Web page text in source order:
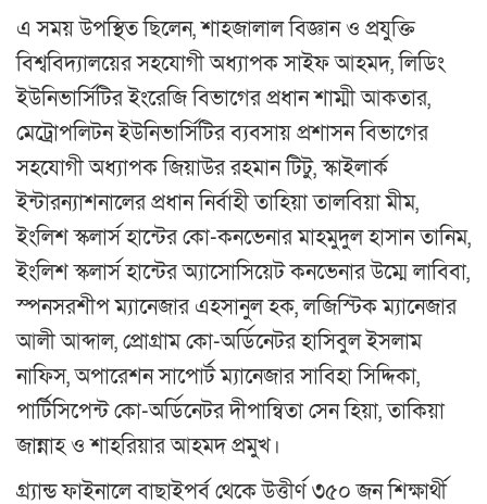
এ সময় উপস্থিত ছিলেন, শাহজালাল বিজ্ঞান ও প্রযুক্তি
বিশ্ববিদ্যালয়ের সহযোগী অধ্যাপক সাইফ আহমদ, লিডিং
ইউনিভার্সিটির ইংরেজি বিভাগের প্রধান শাম্মী আকতার,
মেট্রোপলিটন ইউনিভার্সিটির ব্যবসায় প্রশাসন বিভাগের
সহযোগী অধ্যাপক জিয়াউর রহমান টিটু, স্কাইলার্ক
ইন্টারন্যাশনালের প্রধান নির্বাহী তাহিয়া তালবিয়া মীম,
ইংলিশ স্কলার্স হান্টের কো-কনভেনার মাহমুদুল হাসান তানিম,
ইংলিশ স্কলার্স হান্টের অ্যাসোসিয়েট কনভেনার উম্মে লাবিবা,
স্পনসরশীপ ম্যানেজার এহসানুল হক, লজিস্টিক ম্যানেজার
আলী আব্দাল, প্রোগ্রাম কো-অর্ডিনেটর হাসিবুল ইসলাম
নাফিস, অপারেশন সাপোর্ট ম্যানেজার সাবিহা সিদ্দিকা,
পার্টিসিপেন্ট কো-অর্ডিনেটর দীপান্বিতা সেন হিয়া, তাকিয়া
জান্নাহ ও শাহরিয়ার আহমদ প্রমুখ।
গ্র্যান্ড ফাইনালে বাছাইপর্ব থেকে উত্তীর্ণ ৩৫০ জন শিক্ষার্থী